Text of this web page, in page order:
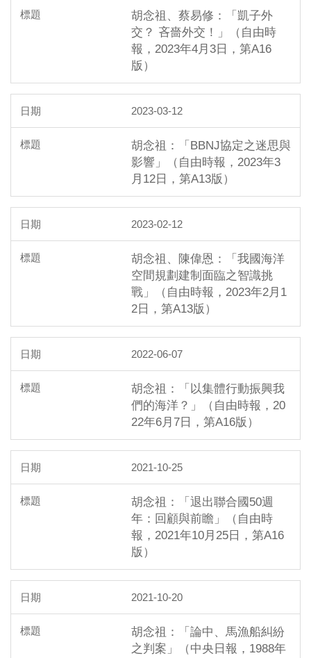
胡念祖、蔡易修：「凱子外
交？ 吝嗇外交！」（自由時
報，2023年4月3日，第A16
版）
2023-03-12
胡念祖：「BBNJ協定之迷思與
影響」（自由時報，2023年3
月12日，第A13版）
2023-02-12
胡念祖、陳偉恩：「我國海洋
空間規劃建制面臨之智識挑
戰」（自由時報，2023年2月1
2日，第A13版）
2022-06-07
胡念祖：「以集體行動振興我
們的海洋？」（自由時報，20
22年6月7日，第A16版）
2021-10-25
胡念祖：「退出聯合國50週
年：回顧與前瞻」（自由時
報，2021年10月25日，第A16
版）
2021-10-20
胡念祖：「論中、馬漁船糾紛
之判案」（中央日報，1988年